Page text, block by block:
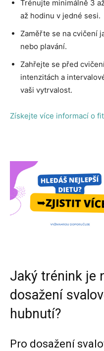
Trénujte minimálně 3
až hodinu v jedné sesi.
Zaměřte se na cvičení
nebo plavání.
Zahřejte se před
intenzitách a
vaši vytrvalost.
Získejte více informací o
Jaký trénink je
dosažení
hubnutí?
Pro dosažení